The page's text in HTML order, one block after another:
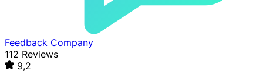
Feedback Company
112 Reviews
9,2